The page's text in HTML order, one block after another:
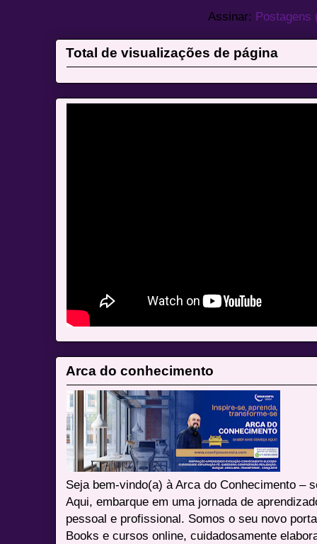
Assinar: Postagens
Total de visualizações de página
Arca do conhecimento
Seja bem-vindo(a) à Arca do Conhecimento –
Aqui, embarque em uma jornada de
pessoal e profissional. Somos o seu novo
Books e cursos online, cuidadosamente